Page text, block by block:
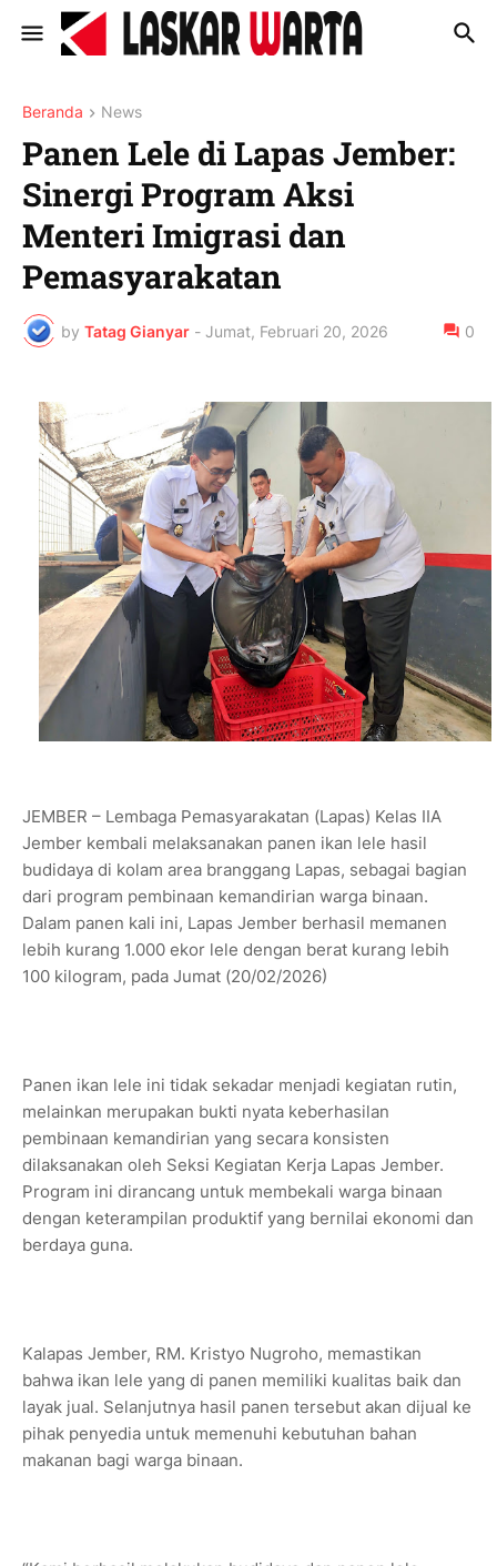
Beranda News
Panen Lele di Lapas Jember:
Sinergi Program Aksi
Menteri Imigrasi dan
Pemasyarakatan
by Tatag Gianyar - Jumat, Februari 20, 2026 0
JEMBER – Lembaga Pemasyarakatan (Lapas) Kelas IIA
Jember kembali melaksanakan panen ikan lele hasil
budidaya di kolam area branggang Lapas, sebagai bagian
dari program pembinaan kemandirian warga binaan.
Dalam panen kali ini, Lapas Jember berhasil memanen
lebih kurang 1.000 ekor lele dengan berat kurang lebih
100 kilogram, pada Jumat (20/02/2026)
Panen ikan lele ini tidak sekadar menjadi kegiatan rutin,
melainkan merupakan bukti nyata keberhasilan
pembinaan kemandirian yang secara konsisten
dilaksanakan oleh Seksi Kegiatan Kerja Lapas Jember.
Program ini dirancang untuk membekali warga binaan
dengan keterampilan produktif yang bernilai ekonomi dan
berdaya guna.
Kalapas Jember, RM. Kristyo Nugroho, memastikan
bahwa ikan lele yang di panen memiliki kualitas baik dan
layak jual. Selanjutnya hasil panen tersebut akan dijual ke
pihak penyedia untuk memenuhi kebutuhan bahan
makanan bagi warga binaan.